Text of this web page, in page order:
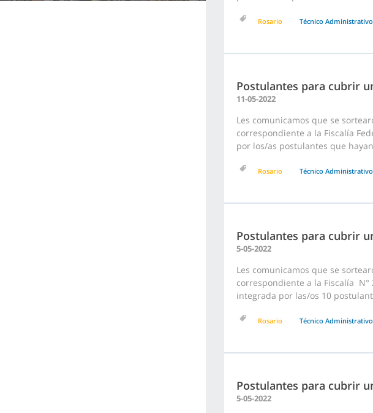
Rosario Técnico Administrativo
Postulantes para cubrir
11-05-2022
Les comunicamos que se
correspondiente a la Fiscalía
por los/as postulantes que
Rosario Técnico Administrativo
Postulantes para cubrir
5-05-2022
Les comunicamos que se
correspondiente a la Fiscalía
integrada por las/os 10
Rosario Técnico Administrativo
Postulantes para cubrir
5-05-2022